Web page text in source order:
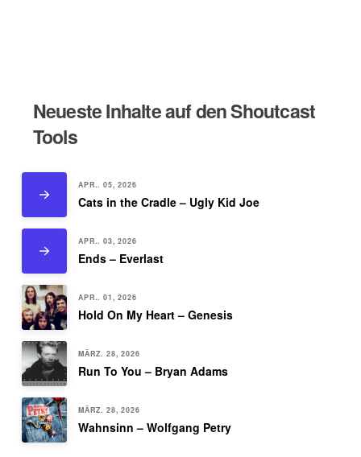
Neueste Inhalte auf den Shoutcast
Tools
APR.. 05, 2026
Cats in the Cradle – Ugly Kid Joe
APR.. 03, 2026
Ends – Everlast
APR.. 01, 2026
Hold On My Heart – Genesis
MÄRZ. 28, 2026
Run To You – Bryan Adams
MÄRZ. 28, 2026
Wahnsinn – Wolfgang Petry